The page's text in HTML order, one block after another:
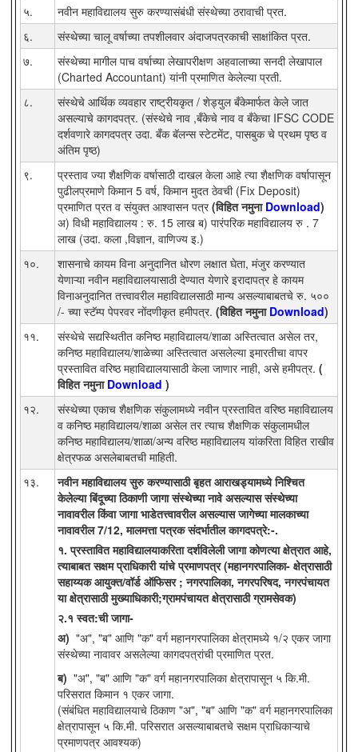
५.
नवीन महाविद्यालय सुरु करण्यासंबंधी संस्थेच्या ठरावाची प्रत.
६.
संस्थेच्या चालू वर्षाच्या तपशीलवार अंदाजपत्रकाची साक्षांकित प्रत.
७.
संस्थेच्या मागील पाच वर्षाच्या लेखापरीक्षण अहवालाच्या सनदी लेखापाल
(Charted Accountant) यांनी प्रमाणित केलेल्या प्रती.
८.
संस्थेचे आर्थिक व्यवहार राष्ट्रीयकृत / शेड्युल बँकेमार्फत केले जात
असल्याचे कागदपत्र. (संस्थेचे नाव ,बँकेचे नाव व बँकेचा IFSC CODE
दर्शवणारे कागदपत्र उदा. बँक बॅलन्स स्टेटमेंट, पासबुक चे प्रथम पृष्ठ व
अंतिम पृष्ठ)
९.
प्रस्ताव ज्या शैक्षणिक वर्षासाठी दाखल केला आहे त्या शैक्षणिक वर्षापासून
पुढीलप्रमाणे किमान 5 वर्ष, किमान मुदत ठेवची (Fix Deposit)
प्रमाणित प्रत व संयुक्त आश्वासन पत्र(विहित नमुना Download)
अ) विधी महाविद्यालय : रु. 15 लाख ब) पारंपरिक महाविद्यालय रु . 7
लाख (उदा. कला ,विज्ञान, वाणिज्य इ.)
१०.
शासनाचे कायम विना अनुदानित धोरण लक्षात घेता, मंजुर करण्यात
येणाऱ्या नवीन महाविद्यालयासाठी देण्यात येणारे इरादापत्र हे कायम
विनाअनुदानित तत्त्वावरील महाविद्यालसाठी मान्य असल्याबाबतचे रु. ५००
/- च्या स्टॅम्प पेपरवर नोंदणीकृत हमीपत्र. (विहित नमुना Download)
११.
संस्थेचे सद्यस्थितीत कनिष्ठ महाविद्यालय/शाळा अस्तित्वात असेल तर,
कनिष्ठ महाविद्यालय/शाळेच्या अस्तित्वात असलेल्या इमारतीचा वापर
प्रस्तावित वरिष्ठ महाविद्यालयासाठी केला जाणार नाही, असे हमीपत्र. (
विहित नमुना Download )
१२.
संस्थेच्या एकाच शैक्षणिक संकुलामध्ये नवीन प्रस्तावित वरिष्ठ महाविद्यालय
व कनिष्ठ महाविद्यालय/शाळा असेल तर त्याच शैक्षणिक संकुलामधील
कनिष्ठ महाविद्यालय/शाळा/अन्य वरिष्ठ महाविद्यालय यांकरिता विहित राखीव
क्षेत्रफळ असलेबाबतची माहिती.
१३.
नवीन महाविद्यालय सुरु करण्यासाठी बृहत आराखड्यामध्ये निश्चित
केलेल्या बिंदूच्या ठिकाणी जागा संस्थेच्या नावे असल्यास संस्थेच्या
नावावरील किंवा जागा भाडेतत्त्वावरील असल्यास जागेच्या मालकाच्या
नावावरील 7/12, मालमत्ता पत्रक संदर्भातील कागदपत्रे:-.
१. प्रस्तावित महाविद्यालयाकरिता दर्शविलेली जागा कोणत्या क्षेत्रात आहे,
त्याबाबत सक्षम प्राधिकारी यांचे प्रमाणपत्र (महानगरपालिका- क्षेत्रासाठी
सहाय्यक आयुक्त/वॉर्ड ऑफिसर ; नगरपालिका, नगरपरिषद, नगरपंचायत
या क्षेत्रासाठी मुख्याधिकारी;ग्रामपंचायत क्षेत्रासाठी ग्रामसेवक)
२.१ स्वत:ची जागा-
अ) "अ", "ब" आणि "क" वर्ग महानगरपालिका क्षेत्रामध्ये १/२ एकर जागा
संस्थेच्या नावावर असलेल्या कागदपत्रांची प्रमाणित प्रत.
ब) "अ", "ब" आणि "क" वर्ग महानगरपालिका क्षेत्रापासून ५ कि.मी.
परिसरात किमान १ एकर जागा.
(संबंधित महाविद्यालयाचे ठिकाण "अ", "ब" आणि "क" वर्ग महानगरपालिका
क्षेत्रापासून ५ कि.मी. परिसरात असल्याबाबतचे सक्षम प्राधिकाऱ्याचे
प्रमाणपत्र आवश्यक)